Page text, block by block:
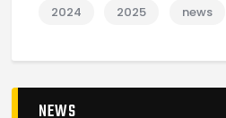
2024 2025 news
NEWS